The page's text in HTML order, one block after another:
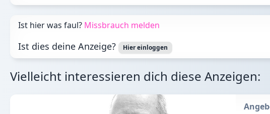
Ist hier was faul? Missbrauch melden
Ist dies deine Anzeige? Hier einloggen
Vielleicht interessieren dich diese Anzeigen: